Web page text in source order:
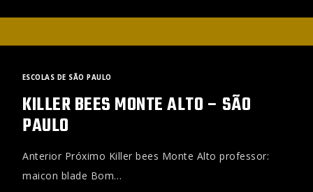
ESCOLAS DE SÃO PAULO
KILLER BEES MONTE ALTO – SÃO
PAULO
Anterior Próximo Killer bees Monte Alto professor:
maicon blade Bom…